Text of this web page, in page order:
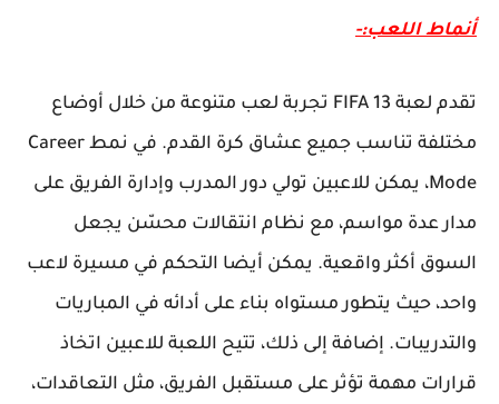
أنماط اللعب:-
تقدم لعبة FIFA 13 تجربة لعب متنوعة من خلال أوضاع
مختلفة تناسب جميع عشاق كرة القدم. في نمط Career
Mode، يمكن للاعبين تولي دور المدرب وإدارة الفريق على
مدار عدة مواسم، مع نظام انتقالات محسّن يجعل
السوق أكثر واقعية. يمكن أيضا التحكم في مسيرة لاعب
واحد، حيث يتطور مستواه بناء على أدائه في المباريات
والتدريبات. إضافة إلى ذلك، تتيح اللعبة للاعبين اتخاذ
قرارات مهمة تؤثر على مستقبل الفريق، مثل التعاقدات،